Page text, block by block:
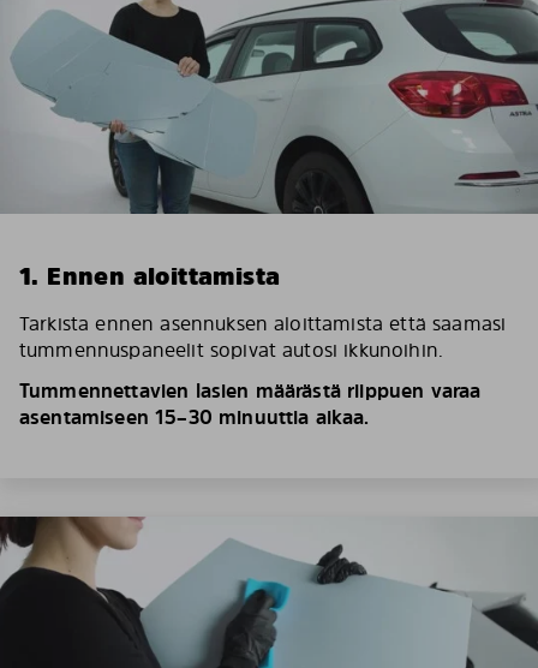
1. Ennen aloittamista
Tarkista ennen asennuksen aloittamista että saamasi
tummennuspaneelit sopivat autosi ikkunoihin.
Tummennettavien lasien määrästä riippuen varaa
asentamiseen 15–30 minuuttia aikaa.